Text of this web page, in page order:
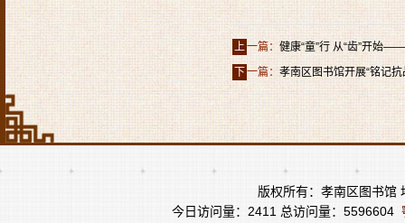
上一篇： 健康“童”行 从“齿”开始
下 一篇： 孝南区图书馆开展“铭记
版权所有：孝南区图书馆
今日访问量：2411 总访问量：5596604